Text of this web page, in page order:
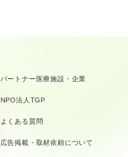
パートナー医療施設・企業
NPO法人TGP
よくある質問
広告掲載・取材依頼について